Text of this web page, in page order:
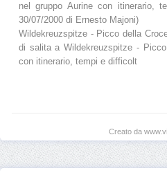
nel gruppo Aurine con itinerario,
30/07/2000 di Ernesto Majoni)
Wildekreuzspitze - Picco della
di salita a Wildekreuzspitze -
con itinerario, tempi e difficolt
Creato da